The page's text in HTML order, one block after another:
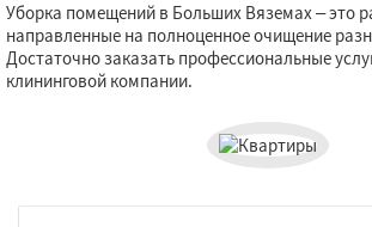
Уборка помещений в Больших Вяземах – это
направленные на полноценное очищение
Достаточно заказать профессиональные
клининговой компании.